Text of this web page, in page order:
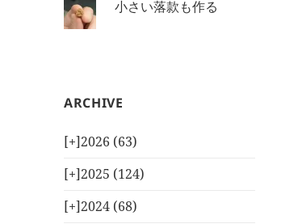
小さい落款も作る
ARCHIVE
[+]2026 (63)
[+]2025 (124)
[+]2024 (68)